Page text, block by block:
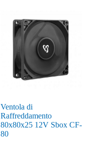
Ventola di
Raffreddamento
80x80x25 12V Sbox CF-
80